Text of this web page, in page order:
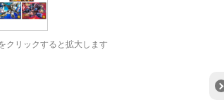
クリックすると拡大します